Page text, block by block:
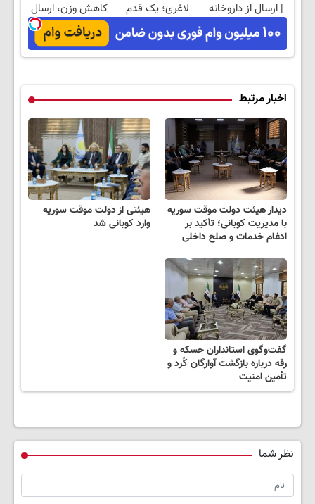
| ارسال از داروخانه
های معتبر
لاغری؛ یک قدم
نزدیک‌تر به شروع
کاهش وزن
کاهش وزن، ارسال
از داروخانه های
نزدیکت!
اخبار مرتبط
دیدار هیئت دولت موقت سوریه
با مدیریت کوبانی؛ تأکید بر
ادغام خدمات و صلح داخلی
هیئتی از دولت موقت سوریه
وارد کوبانی شد
گفت‌وگوی استانداران حسکه و
رقه درباره بازگشت آوارگان کُرد و
تأمین امنیت
نظر شما